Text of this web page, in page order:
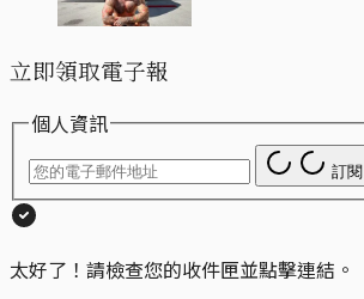
立即領取電子報
個人資訊
訂閱
太好了！請檢查您的收件匣並點擊連結。